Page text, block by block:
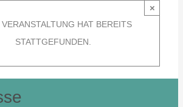
VERANSTALTUNG HAT BEREITS
STATTGEFUNDEN.
×